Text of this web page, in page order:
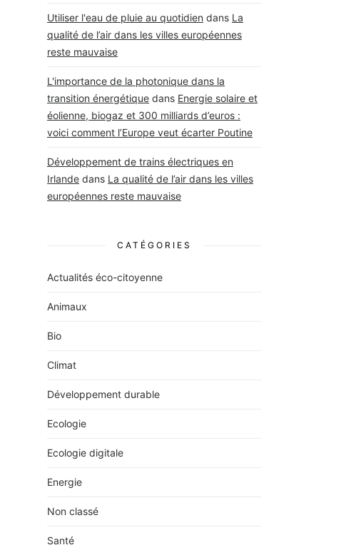
Utiliser l'eau de pluie au quotidien dans La
qualité de l’air dans les villes européennes
reste mauvaise
L'importance de la photonique dans la
transition énergétique dans Energie solaire et
éolienne, biogaz et 300 milliards d’euros :
voici comment l’Europe veut écarter Poutine
Développement de trains électriques en
Irlande dans La qualité de l’air dans les villes
européennes reste mauvaise
CATÉGORIES
Actualités éco-citoyenne
Animaux
Bio
Climat
Développement durable
Ecologie
Ecologie digitale
Energie
Non classé
Santé